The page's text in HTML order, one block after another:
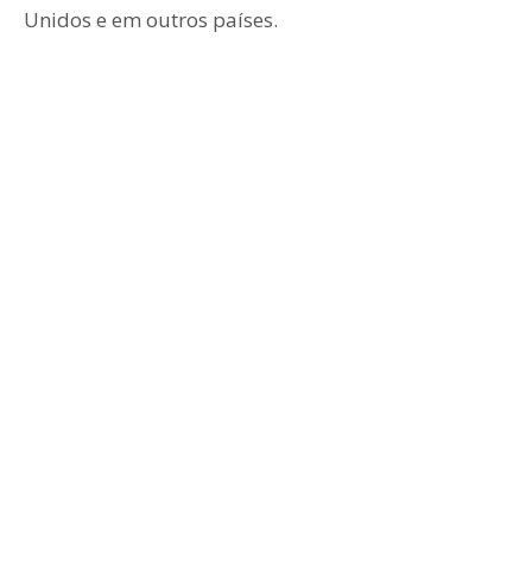
Unidos e em outros países.